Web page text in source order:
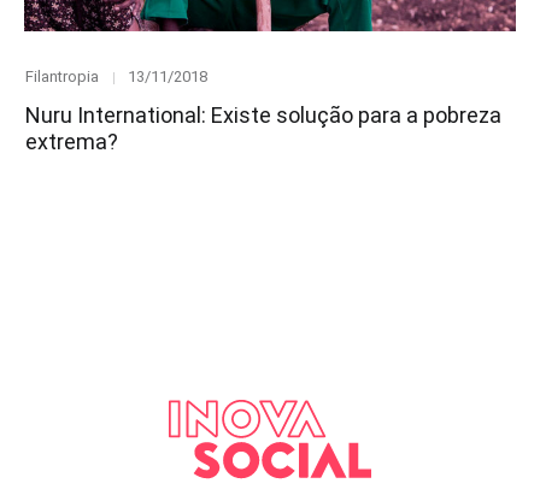
Category
Filantropia
Posted
13/11/2018
Nuru International: Existe solução para a pobreza
extrema?